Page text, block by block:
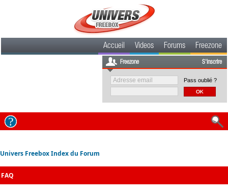
Accueil Videos Forums Freezone
Freezone S'inscrire
Pass oublié ?
Univers Freebox Index du Forum
FAQ